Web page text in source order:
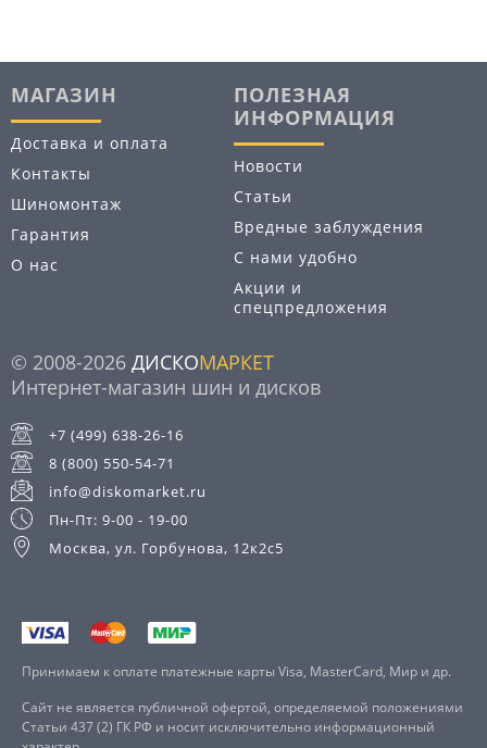
МАГАЗИН
Доставка и оплата
Контакты
Шиномонтаж
Гарантия
О нас
ПОЛЕЗНАЯ
ИНФОРМАЦИЯ
Новости
Статьи
Вредные заблуждения
С нами удобно
Акции и
спецпредложения
© 2008-2026 ДИСКОМАРКЕТ
Интернет-магазин шин и дисков
+7 (499) 638-26-16
8 (800) 550-54-71
info@diskomarket.ru
Пн-Пт: 9-00 - 19-00
Москва, ул. Горбунова, 12к2с5
Принимаем к оплате платежные карты Visa, MasterCard, Мир и др.
Сайт не является публичной офертой, определяемой положениями
Статьи 437 (2) ГК РФ и носит исключительно информационный